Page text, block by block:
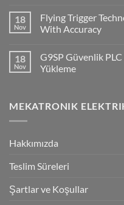
Haberleşmesi
on
Q2A
Ve
NPN/PNP
Giriş
Bağlantılar
18
Nov
Flying Trigger
With Accuracy
on
Flying
Trigger
Inspection
With
18
Nov
G9SP Güvenlik
Yükleme
G9SP
Güvenlik
Sürücüsü
MEKATRONIK
Hakkımızda
Teslim Süreleri
Şartlar ve Koşullar